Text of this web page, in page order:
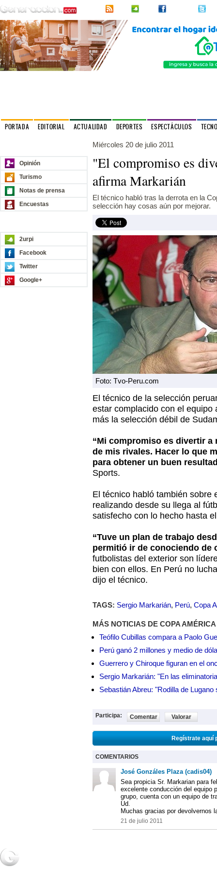
PORTADA EDITORIAL ACTUALIDAD DEPORTES ESPECTÁCULOS
Opinión
Turismo
Notas de prensa
Encuestas
2urpi
Facebook
Twitter
Google+
Miércoles 20 de julio 2011
"El compromiso es
afirma Markarián
El técnico habló tras la derrota en la
selección hay cosas aún por mejorar.
Foto: Tvo-Peru.com
El técnico de la selección
estar complacido con el equipo
más la selección débil de
“Mi compromiso es divertir
de mis rivales. Hacer lo que
para obtener un buen
Sports.
El técnico habló también sobre
realizando desde su llega al
satisfecho con lo hecho hasta
“Tuve un plan de trabajo
permitió ir de conociendo de
futbolistas del exterior son
bien con ellos. En Perú no
dijo el técnico.
TAGS: Sergio Markarián, Perú, Copa
MÁS NOTICIAS DE COPA AMÉRICA
Teófilo Cubillas compara a Paolo
Perú ganó 2 millones y medio de
Guerrero y Chiroque figuran en el
Sergio Markarián: "En las
Sebastián Abreu: "Rodilla de
Participa: Comentar Valorar
Regístrate aquí
COMENTARIOS
José Gonzáles Plaza (cadis04)
Sea propicia Sr. Markarian para
excelente conducción del equipo
grupo, cuenta con un equipo de
Ud.
Muchas gracias por devolvernos
21 de julio 2011